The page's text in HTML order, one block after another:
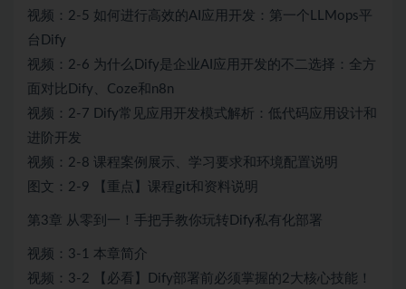
视频：2-5 如何进行高效的AI应用开发：第一个LLMops平
台Dify
视频：2-6 为什么Dify是企业AI应用开发的不二选择：全方
面对比Dify、Coze和n8n
视频：2-7 Dify常见应用开发模式解析：低代码应用设计和
进阶开发
视频：2-8 课程案例展示、学习要求和环境配置说明
图文：2-9 【重点】课程git和资料说明
第3章 从零到一！手把手教你玩转Dify私有化部署
视频：3-1 本章简介
视频：3-2 【必看】Dify部署前必须掌握的2大核心技能！